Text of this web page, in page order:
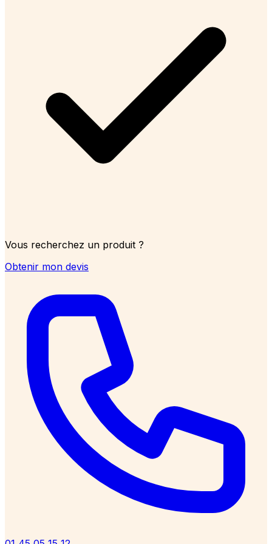
Vous recherchez un produit ?
Obtenir mon devis